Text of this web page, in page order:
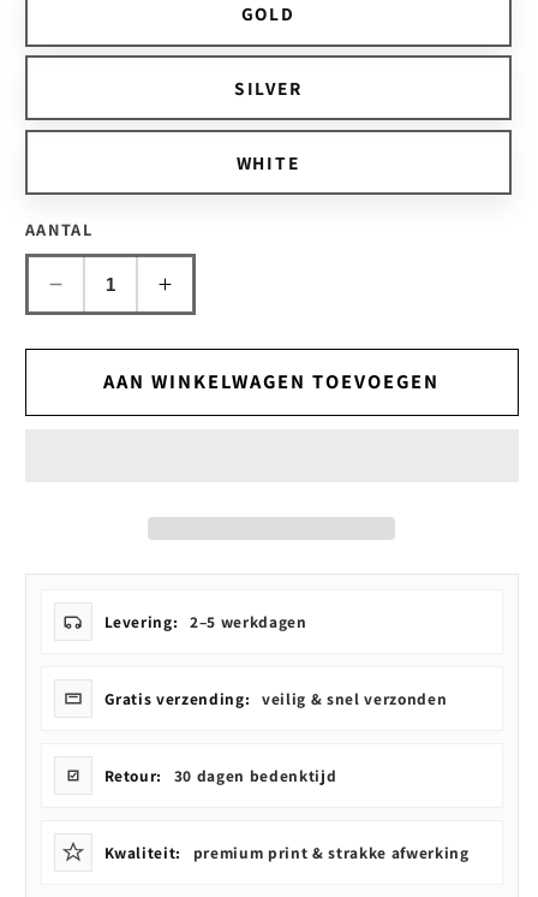
GOLD
SILVER
WHITE
AANTAL
Aantal
verlagen
voor
Sunset
Aantal
verhogen
voor
Sunset
AAN WINKELWAGEN TOEVOEGEN
Levering: 2–5 werkdagen
Gratis verzending: veilig & snel verzonden
Retour: 30 dagen bedenktijd
Kwaliteit: premium print & strakke afwerking